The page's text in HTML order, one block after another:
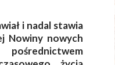
i nadal stawia
Nowiny nowych